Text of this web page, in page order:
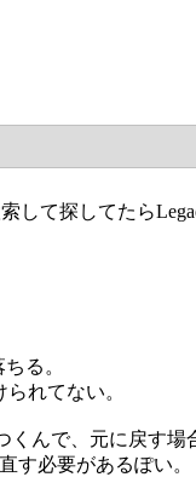
して探してたら
る。
れてない。
くんで、元に戻す
す必要があるぽい。